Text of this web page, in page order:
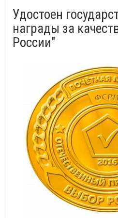
Удостоен
награды за
России"